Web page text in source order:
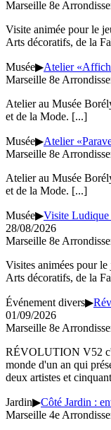
Marseille 8e
Visite animée pour le
Arts décoratifs, de la
Musée▶Atelier
Marseille 8e
Atelier au Musée
et de la Mode. [...]
Musée▶Atelier
Marseille 8e
Atelier au Musée
et de la Mode. [...]
Musée▶Visite Ludique
28/08/2026
Marseille 8e
Visites animées pour
Arts décoratifs, de la
Événement divers▶
01/09/2026
Marseille 8e
RÉVOLUTION V52
monde d'un an qui
deux artistes et
Jardin▶Côté Jardin :
Marseille 4e